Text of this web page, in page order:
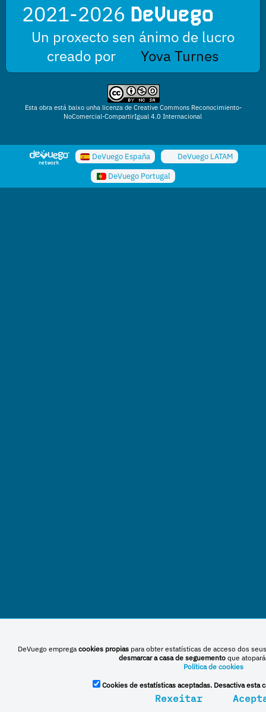
2021-2026 DeVuego
Un proxecto sen ánimo de lucro
creado por
Yova Turnes
Esta obra está baixo unha licenza de Creative Commons Reconocimiento-
NoComercial-CompartirIgual 4.0 Internacional
DeVuego España
DeVuego LATAM
DeVuego Portugal
DeVuego emprega cookies propiaspara obter estatísticas de acceso dos
desmarcar a casa de seguementoque
Política de cookies
Cookies de estatísticas aceptadas. Desactiva esta
Rexeitar